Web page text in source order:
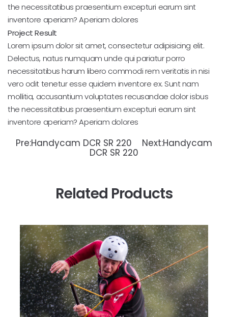
the necessitatibus praesentium excepturi earum sint
inventore aperiam? Aperiam dolores
Project Result
Lorem ipsum dolor sit amet, consectetur adipisicing elit.
Delectus, natus numquam unde qui pariatur porro
necessitatibus harum libero commodi rem veritatis in nisi
vero odit tenetur esse quidem inventore ex. Sunt nam
mollitia, accusantium voluptates recusandae dolor isbus
the necessitatibus praesentium excepturi earum sint
inventore aperiam? Aperiam dolores
Pre:Handycam DCR SR 220 Next:Handycam
DCR SR 220
Related Products